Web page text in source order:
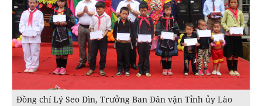
Đồng chí Lý Seo Dìn, Trưởng Ban Dân vận Tỉnh ủy Lào